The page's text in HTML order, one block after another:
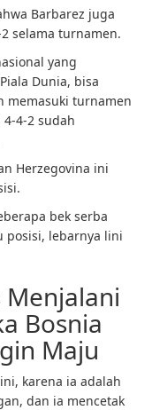
Barbarez juga
selama turnamen.
yang
Dunia, bisa
memasuki turnamen
4-2 sudah
Herzegovina ini
bek serba
posisi, lebarnya lini
Menjalani
Bosnia
Maju
karena ia adalah
dan ia mencetak